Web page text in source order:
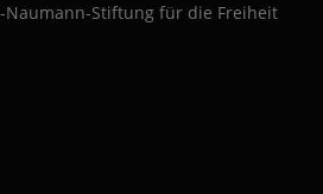
Naumann-Stiftung für die Freiheit